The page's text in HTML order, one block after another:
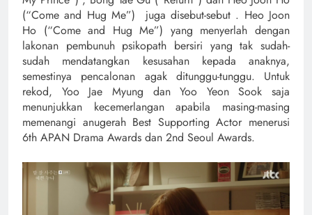
(“Come and Hug Me”) juga disebut-sebut . Heo Joon
Ho (“Come and Hug Me”) yang menyerlah dengan
lakonan pembunuh psikopath bersiri yang tak sudah-
sudah mendatangkan kesusahan kepada anaknya,
semestinya pencalonan agak ditunggu-tunggu. Untuk
rekod, Yoo Jae Myung dan Yoo Yeon Sook saja
menunjukkan kecemerlangan apabila masing-masing
memenangi anugerah Best Supporting Actor menerusi
6th APAN Drama Awards dan 2nd Seoul Awards.